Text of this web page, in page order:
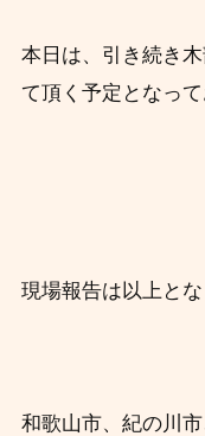
本日は、引き続き
て頂く予定となって
現場報告は以上とな
和歌山市、紀の川